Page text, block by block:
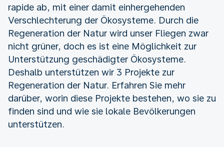
rapide ab, mit einer damit einhergehenden
Verschlechterung der Ökosysteme. Durch die
Regeneration der Natur wird unser Fliegen zwar
nicht grüner, doch es ist eine Möglichkeit zur
Unterstützung geschädigter Ökosysteme.
Deshalb unterstützen wir 3 Projekte zur
Regeneration der Natur. Erfahren Sie mehr
darüber, worin diese Projekte bestehen, wo sie zu
finden sind und wie sie lokale Bevölkerungen
unterstützen.